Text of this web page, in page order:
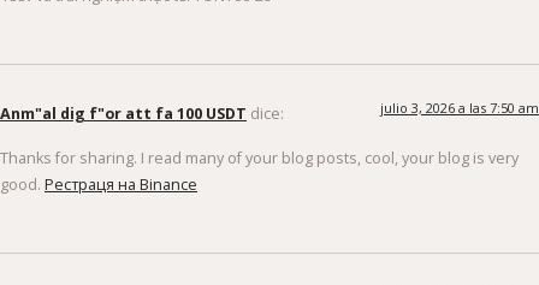
Anm"al dig f"or att fa 100 USDT dice: julio 3, 2026 a las 7:50 am
Thanks for sharing. I read many of your blog posts, cool, your blog is very
good. Рестраця на Binance